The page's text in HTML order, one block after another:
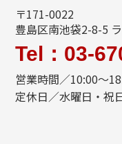
〒171-0022
豊島区南池袋2-8-5
Tel：03-
営業時間／10:00～
定休日／水曜日・祝